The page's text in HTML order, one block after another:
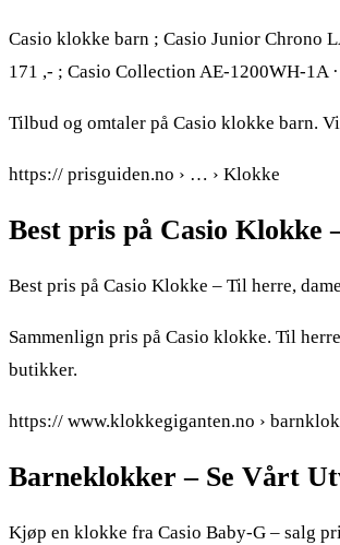
Casio klokke barn ; Casio Junior Chrono
171 ,- ; Casio Collection AE-1200WH-1A
Tilbud og omtaler på Casio klokke barn.
https:// prisguiden.no › … › Klokke
Best pris på Casio
Best pris på Casio Klokke – Til herre,
Sammenlign pris på Casio klokke. Til
butikker.
https:// www.klokkegiganten.no ›
Barneklokker – Se Vårt
Kjøp en klokke fra Casio Baby-G – salg